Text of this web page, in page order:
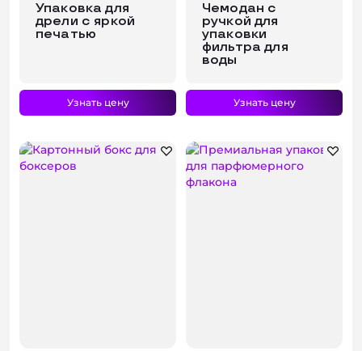
Упаковка для
дрели с яркой
печатью
Узнать цену
Чемодан с
ручкой для
упаковки
фильтра для
воды
Узнать цену